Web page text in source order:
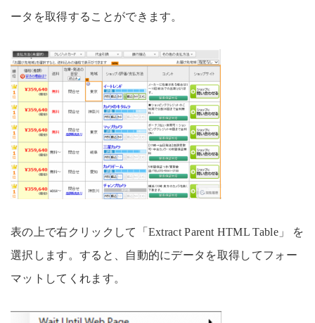
ータを取得することができます。
表の上で右クリックして「Extract Parent HTML Table」 を
選択します。すると、自動的にデータを取得してフォー
マットしてくれます。